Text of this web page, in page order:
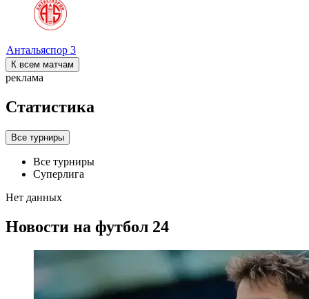
Антальяспор 3
К всем матчам
реклама
Статистика
Все турниры
Все турниры
Суперлига
Нет данных
Новости на футбол 24